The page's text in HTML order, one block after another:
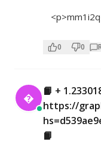
0 0

📙 +
https://
📙